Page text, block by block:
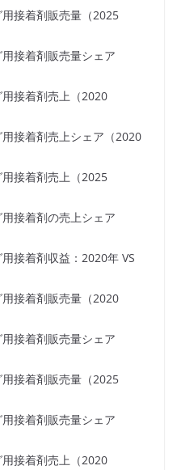
接着剤販売量（2025
接着剤販売量シェア
接着剤売上（2020
接着剤売上シェア（2020
接着剤売上（2025
接着剤の売上シェア
接着剤収益：2020年 VS
接着剤販売量（2020
接着剤販売量シェア
接着剤販売量（2025
接着剤販売量シェア
接着剤売上（2020